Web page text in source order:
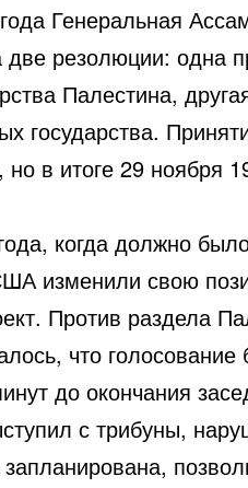
Генеральная
две резолюции: одна
Палестина,
государства.
в итоге 29 ноября
когда должно
изменили свою
Против раздела
что
до окончания
с трибуны,